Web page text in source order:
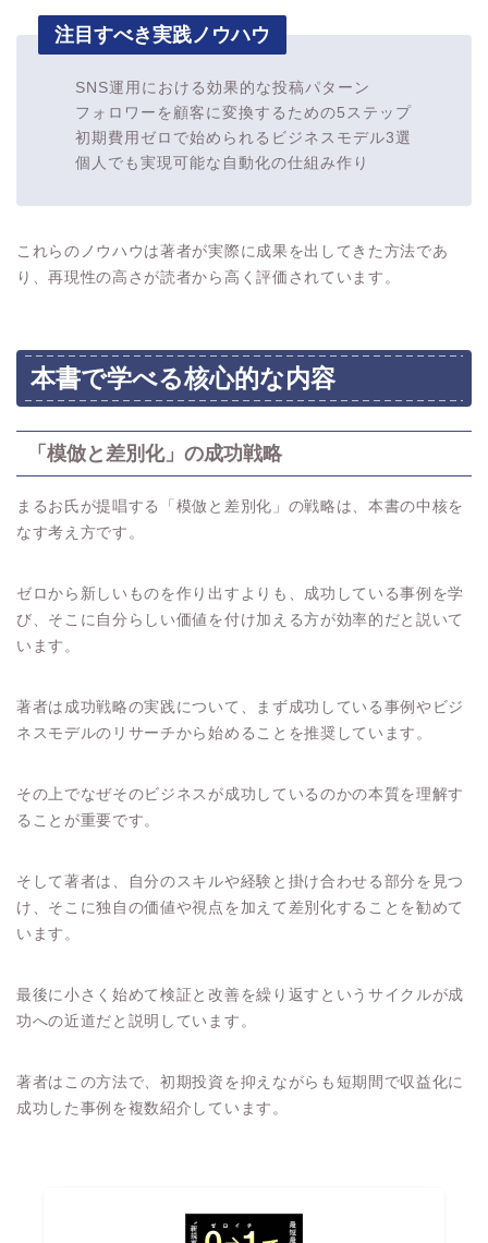
注目すべき実践ノウハウ
SNS運用における効果的な投稿パターン
フォロワーを顧客に変換するための5ステップ
初期費用ゼロで始められるビジネスモデル3選
個人でも実現可能な自動化の仕組み作り
これらのノウハウは著者が実際に成果を出してきた方法であ
り、再現性の高さが読者から高く評価されています。
本書で学べる核心的な内容
「模倣と差別化」の成功戦略
まるお氏が提唱する「模倣と差別化」の戦略は、本書の中核を
なす考え方です。
ゼロから新しいものを作り出すよりも、成功している事例を学
び、そこに自分らしい価値を付け加える方が効率的だと説いて
います。
著者は成功戦略の実践について、まず成功している事例やビジ
ネスモデルのリサーチから始めることを推奨しています。
その上でなぜそのビジネスが成功しているのかの本質を理解す
ることが重要です。
そして著者は、自分のスキルや経験と掛け合わせる部分を見つ
け、そこに独自の価値や視点を加えて差別化することを勧めて
います。
最後に小さく始めて検証と改善を繰り返すというサイクルが成
功への近道だと説明しています。
著者はこの方法で、初期投資を抑えながらも短期間で収益化に
成功した事例を複数紹介しています。